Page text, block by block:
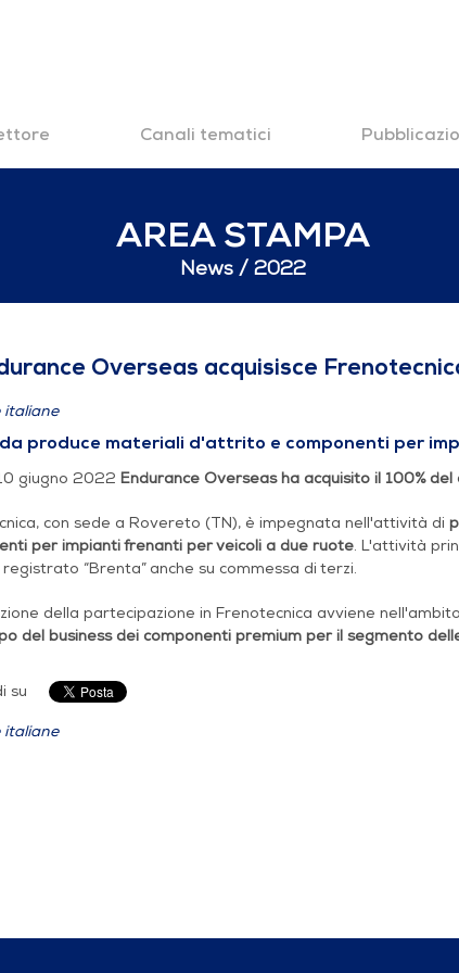
Canali tematici
AREA STAMPA
News 2022
acquisisce
Overseas acquisisce
italiane
produce materiali d'attrito e componenti per
giugno 2022 Endurance Overseas ha acquisito il 100%
con sede a Rovereto (TN), è impegnata nell'attività di
per impianti frenanti per veicoli a due ruote. L'attività
“Brenta” anche su commessa di terzi.
della partecipazione in Frenotecnica avviene
del business dei componenti premium per il segmento
su
italiane